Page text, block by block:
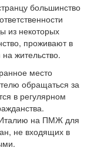
большинство
из некоторых
проживают в
жительство.
место
обращаться за
в регулярном
Италию на ПМЖ для
не входящих в